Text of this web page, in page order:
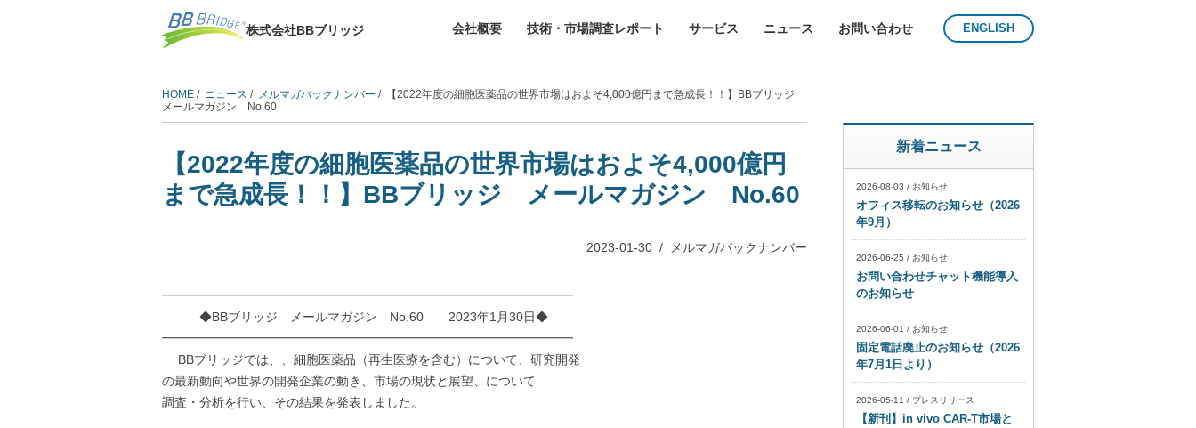
株式会社BBブリッジ 会社概要 技術・市場調査レポート サービス ニュース お問い合わせ ENGLISH
HOME / ニュース / メルマガバックナンバー / 【2022年度の細胞医薬品の世界市場はおよそ4,000億円まで急成長！！】BBブリッジ
メールマガジン No.60
【2022年度の細胞医薬品の世界市場はおよそ4,000億円
まで急成長！！】BBブリッジ メールマガジン No.60
2023-01-30 / メルマガバックナンバー
━━━━━━━━━━━━━━━━━━━━━━━━━━━━━━━━━
◆BBブリッジ メールマガジン No.60 2023年1月30日◆
━━━━━━━━━━━━━━━━━━━━━━━━━━━━━━━━━
BBブリッジでは、、細胞医薬品（再生医療を含む）について、研究開発
の最新動向や世界の開発企業の動き、市場の現状と展望、について
調査・分析を行い、その結果を発表しました。
新着ニュース
2026-08-03 / お知らせ
オフィス移転のお知らせ（2026
年9月）
2026-06-25 / お知らせ
お問い合わせチャット機能導入
のお知らせ
2026-06-01 / お知らせ
固定電話廃止のお知らせ（2026
年7月1日より）
2026-05-11 / プレスリリース
【新刊】in vivo CAR-T市場と